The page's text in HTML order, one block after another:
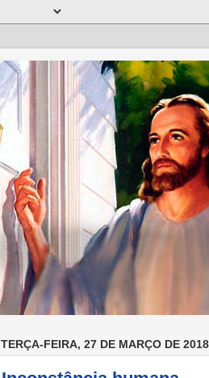
TERÇA-FEIRA, 27 DE MARÇO DE 2018